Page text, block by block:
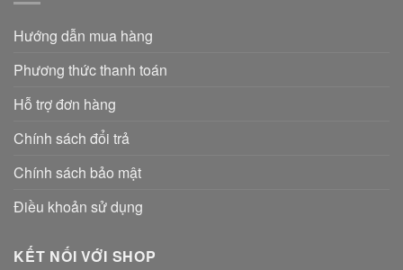
Hướng dẫn mua hàng
Phương thức thanh toán
Hỗ trợ đơn hàng
Chính sách đổi trả
Chính sách bảo mật
Điều khoản sử dụng
KẾT NỐI VỚI SHOP